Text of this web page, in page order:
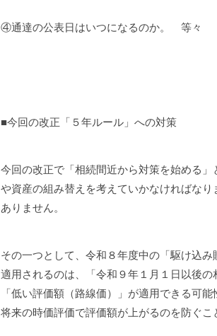
④通達の公表日はいつになるのか。 等々
■今回の改正「５年ルール」への対策
今回の改正で「相続間近から対策を始める
や資産の組み替えを考えていかなければな
ありません。
その一つとして、令和８年度中の「駆け込
適用されるのは、「令和９年１月１日以後
「低い評価額（路線価）」が適用できる可
将来の時価評価で評価額が上がるのを防ぐこ